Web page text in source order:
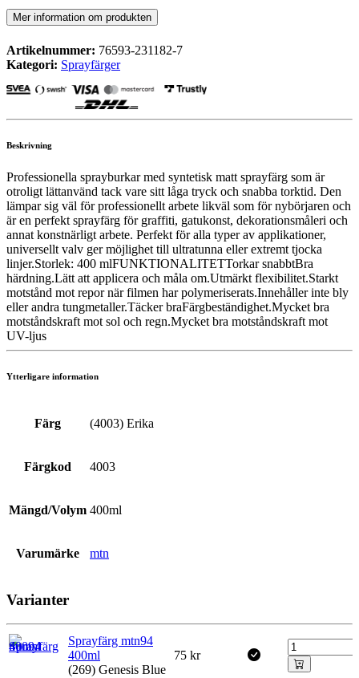
Mer information om produkten
Artikelnummer: 76593-231182-7
Kategori: Sprayfärger
Beskrivning
Professionella sprayburkar med syntetisk matt sprayfärg som är
otroligt lättanvänd tack vare sitt låga tryck och snabba torktid. Den
lämpar sig väl för professionellt arbete likväl som för nybörjaren och
är en perfekt sprayfärg för graffiti, gatukonst, dekorationsmåleri och
annat konstnärligt arbete. Perfekt för alla typer av applikationer,
universellt valv ger möjlighet till ultratunna eller extremt tjocka
linjer.Storlek: 400 mlFUNKTIONALITETTorkar snabbtBra
härdning.Lätt att applicera och måla om.Utmärkt flexibilitet.Starkt
motstånd mot repor när filmen har polymeriserats.Innehåller inte bly
eller andra tungmetaller.Täcker braFärgbeständighet.Mycket bra
motståndskraft mot sol och regn.Mycket bra motståndskraft mot
UV-ljus
Ytterligare information
Färg (4003) Erika
Färgkod 4003
Mängd/Volym 400ml
Varumärke mtn
Varianter
Sprayfärg mtn94
400ml
(269) Genesis Blue
75 kr